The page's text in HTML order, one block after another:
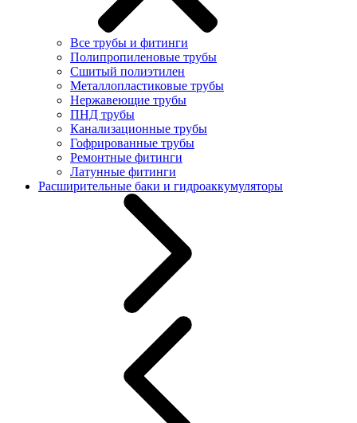
Все трубы и фитинги
Полипропиленовые трубы
Сшитый полиэтилен
Металлопластиковые трубы
Нержавеющие трубы
ПНД трубы
Канализационные трубы
Гофрированные трубы
Ремонтные фитинги
Латунные фитинги
Расширительные баки и гидроаккумуляторы